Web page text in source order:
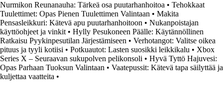
Nurmikon Reunanauha: Tärkeä osa puutarhanhoitoa • Tehokkaat
Tuulettimet: Opas Pienen Tuulettimen Valintaan • Makita
Pensasleikkuri: Kätevä apu puutarhanhoitoon • Nukanpoistajan
käyttöohjeet ja vinkit • Hylly Pesukoneen Päälle: Käytännöllinen
Ratkaisu Pyykinpesutilan Järjestämiseen • Verhotangot: Valitse oikea
pituus ja tyyli kotiisi • Potkuautot: Lasten suosikki leikkikalu • Xbox
Series X – Seuraavan sukupolven pelikonsoli • Hyvä Tyttö Hajuvesi:
Opas Parhaan Tuoksun Valintaan • Vaatepussit: Kätevä tapa säilyttää ja
kuljettaa vaatteita •